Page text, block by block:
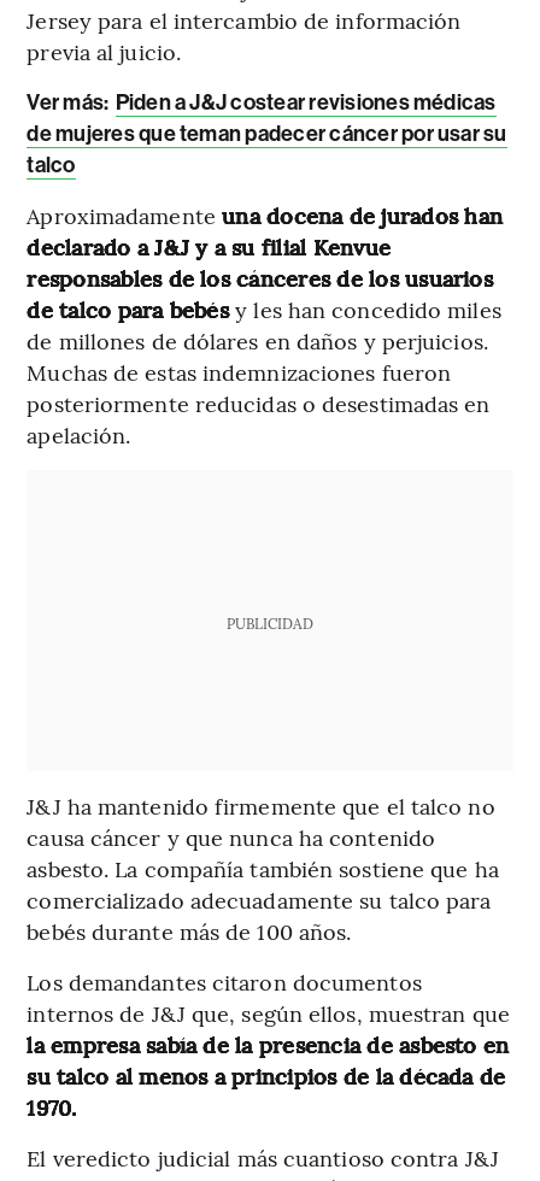
Jersey para el intercambio de información
previa al juicio.
Ver más: Piden a J&J costear revisiones médicas
de mujeres que teman padecer cáncer por usar su
talco
Aproximadamente una docena de jurados han
declarado a J&J y a su filial Kenvue
responsables de los cánceres de los usuarios
de talco para bebésy les han concedido miles
de millones de dólares en daños y perjuicios.
Muchas de estas indemnizaciones fueron
posteriormente reducidas o desestimadas en
apelación.
PUBLICIDAD
J&J ha mantenido firmemente que el talco no
causa cáncer y que nunca ha contenido
asbesto. La compañía también sostiene que ha
comercializado adecuadamente su talco para
bebés durante más de 100 años.
Los demandantes citaron documentos
internos de J&J que, según ellos, muestran que
la empresa sabía de la presencia de asbesto en
su talco al menos a principios de la década de
1970.
El veredicto judicial más cuantioso contra J&J